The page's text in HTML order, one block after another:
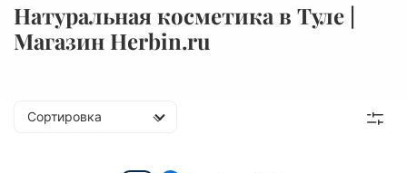
Натуральная косметика в Туле |
Магазин Herbin.ru
Сортировка